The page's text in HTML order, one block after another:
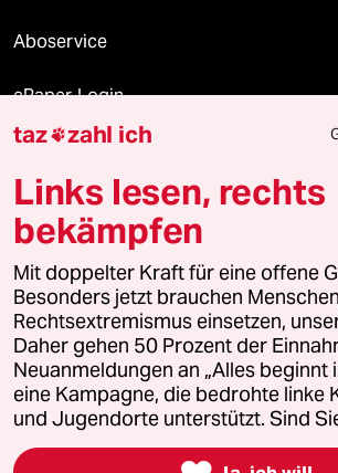
Aboservice
ePaper Login
Downloads für Abonnierende
© 2026 taz Verlags und Vertriebs GmbH
Alle Rechte vorbehalten. Bei rechtlichen Fragen
wenden Sie sich bitte an
lizenzen@taz.de
Feedback Redaktionsstatut
Leitlinie Informant Datenschutz
Seitenwende Einwilligungen widerrufen
taz zahl ich
Links lesen, rechts
bekämpfen
Mit doppelter Kraft für eine offene
Besonders jetzt brauchen
Rechtsextremismus einsetzen,
Daher gehen 50 Prozent der
Neuanmeldungen an „Alles beginnt
eine Kampagne, die bedrohte linke
und Jugendorte unterstützt. Sind